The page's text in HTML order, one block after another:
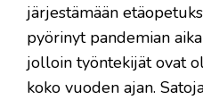
järjestämään
pyörinyt pandemian
jolloin työntekijät ovat
koko vuoden ajan.